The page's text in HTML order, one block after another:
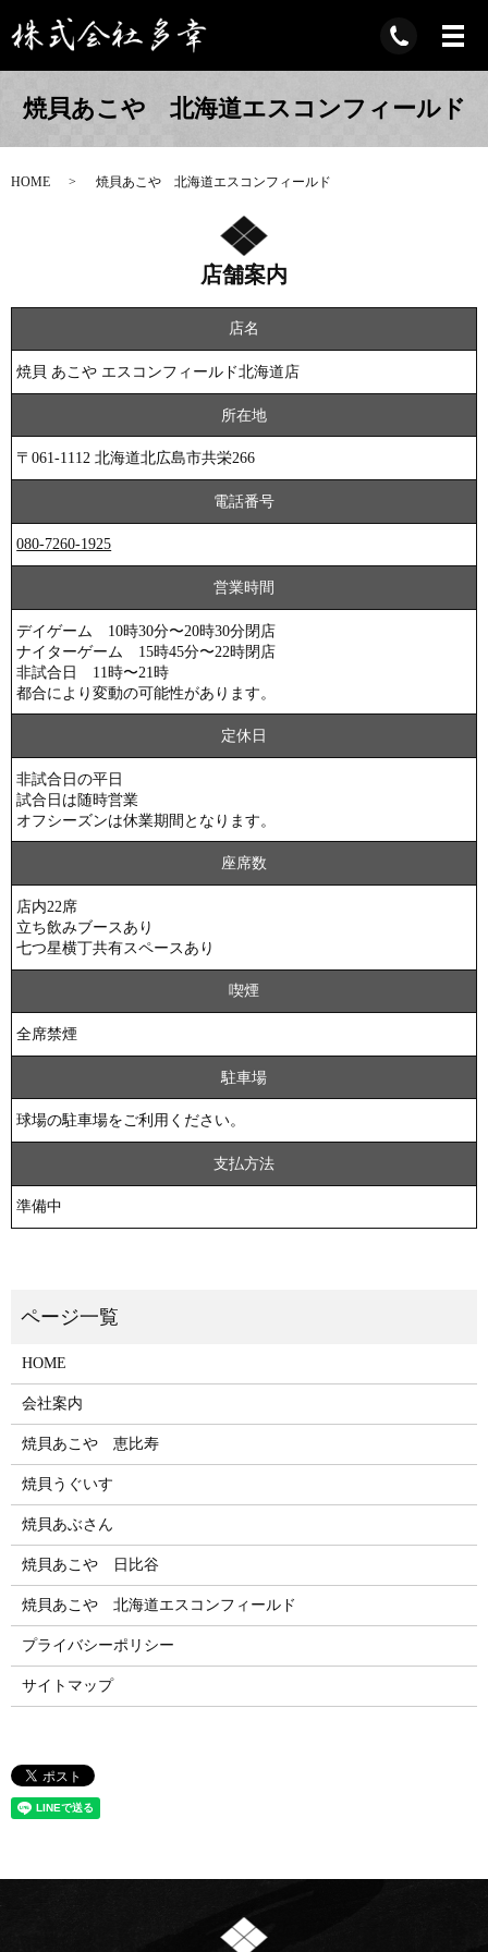
焼貝あこや 北海道エスコンフィールド
HOME 焼貝あこや 北海道エスコンフィールド
店舗案内
店名
焼貝 あこや エスコンフィールド北海道店
所在地
〒061-1112 北海道北広島市共栄266
電話番号
080-7260-1925
営業時間
デイゲーム 10時30分〜20時30分閉店
ナイターゲーム 15時45分〜22時閉店
非試合日 11時〜21時
都合により変動の可能性があります。
定休日
非試合日の平日
試合日は随時営業
オフシーズンは休業期間となります。
座席数
店内22席
立ち飲みブースあり
七つ星横丁共有スペースあり
喫煙
全席禁煙
駐車場
球場の駐車場をご利用ください。
支払方法
準備中
HOME
会社案内
焼貝あこや 恵比寿
焼貝うぐいす
焼貝あぶさん
焼貝あこや 日比谷
焼貝あこや 北海道エスコンフィールド
プライバシーポリシー
サイトマップ